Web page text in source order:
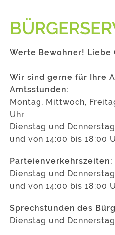
Werte Bewohner! Liebe
Wir sind gerne für Ihre
Amtsstunden:
Montag, Mittwoch,
Uhr
Dienstag und
und von 14:00 bis 18:00
Parteienverkehrszeiten:
Dienstag und
und von 14:00 bis 18:00
Sprechstunden des
Dienstag und